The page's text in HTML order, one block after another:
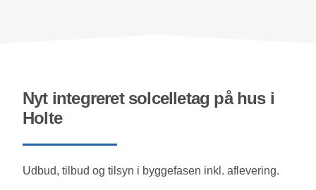
Nyt integreret solcelletag på hus i
Holte
Udbud, tilbud og tilsyn i byggefasen inkl. aflevering.